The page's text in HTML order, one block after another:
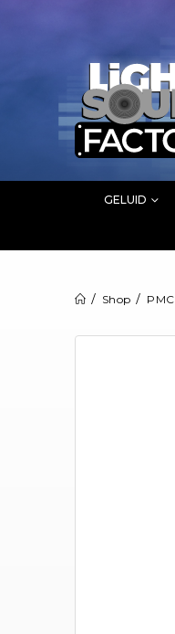
GELUID
Shop PMC